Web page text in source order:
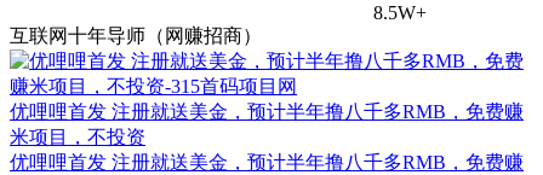
8.5W+
互联网十年导师（网赚招商）
优哩哩首发 注册就送美金，预计半年撸八千多RMB，免费赚
米项目，不投资
优哩哩首发 注册就送美金，预计半年撸八千多RMB，免费赚